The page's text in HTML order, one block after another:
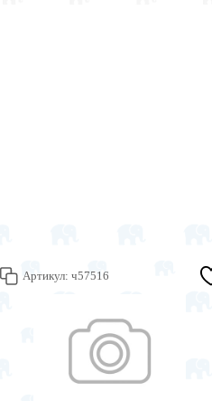
Артикул: ч57516